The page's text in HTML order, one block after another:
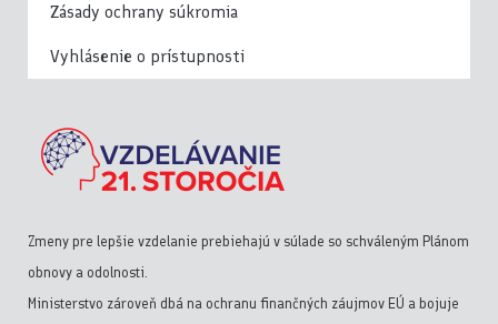
Zásady ochrany súkromia
Vyhlásenie o prístupnosti
Zmeny pre lepšie vzdelanie prebiehajú v súlade so schváleným Plánom
obnovy a odolnosti.
Ministerstvo zároveň dbá na ochranu finančných záujmov EÚ a bojuje